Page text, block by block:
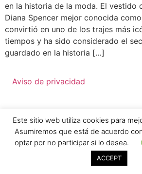
en la historia de la moda. El vestido
Diana Spencer mejor conocida
convirtió en uno de los trajes más
tiempos y ha sido considerado el
guardado en la historia […]
Aviso de privacidad
Este sitio web utiliza cookies para
Asumiremos que está de acuerdo
optar por no participar si lo desea.
ACCEPT